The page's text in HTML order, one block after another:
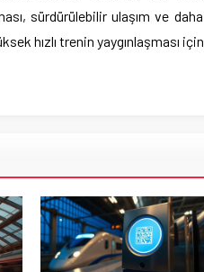
sürdürülebilir ulaşım ve
hızlı trenin yaygınlaşması